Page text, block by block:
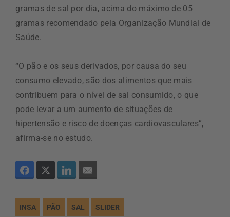
gramas de sal por dia, acima do máximo de 05
gramas recomendado pela Organização Mundial de
Saúde.
“O pão e os seus derivados, por causa do seu
consumo elevado, são dos alimentos que mais
contribuem para o nível de sal consumido, o que
pode levar a um aumento de situações de
hipertensão e risco de doenças cardiovasculares”,
afirma-se no estudo.
INSA PÃO SAL SLIDER